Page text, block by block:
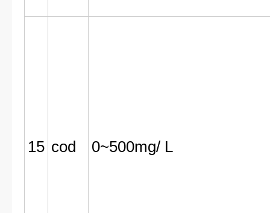
15 cod 0~500mg/ L